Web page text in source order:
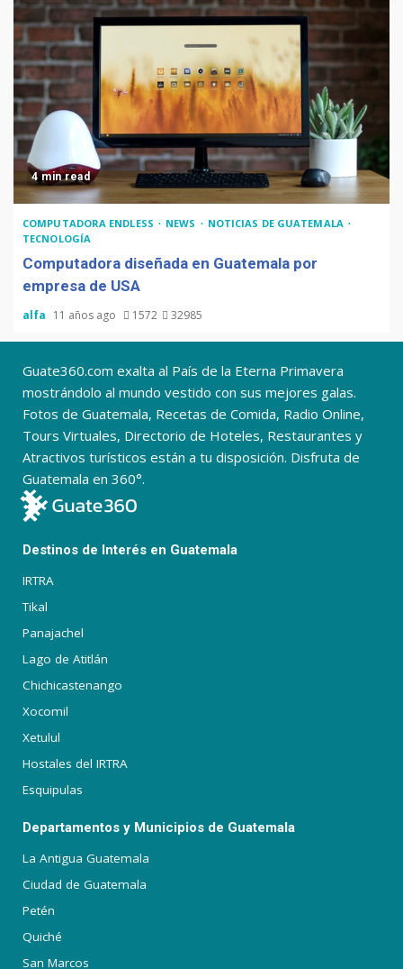
4 min read
COMPUTADORA ENDLESS NEWS
NOTICIAS DE GUATEMALA
TECNOLOGÍA
Computadora diseñada en Guatemala por
empresa de USA
alfa 11 años ago 1572 32985
Guate360.com exalta al País de la Eterna Primavera
mostrándolo al mundo vestido con sus mejores galas.
Fotos de Guatemala, Recetas de Comida, Radio Online,
Tours Virtuales, Directorio de Hoteles, Restaurantes y
Atractivos turísticos están a tu disposición. Disfruta de
Guatemala en 360°.
Destinos de Interés en Guatemala
IRTRA
Tikal
Panajachel
Lago de Atitlán
Chichicastenango
Xocomil
Xetulul
Hostales del IRTRA
Esquipulas
Departamentos y Municipios de Guatemala
La Antigua Guatemala
Ciudad de Guatemala
Petén
Quiché
San Marcos